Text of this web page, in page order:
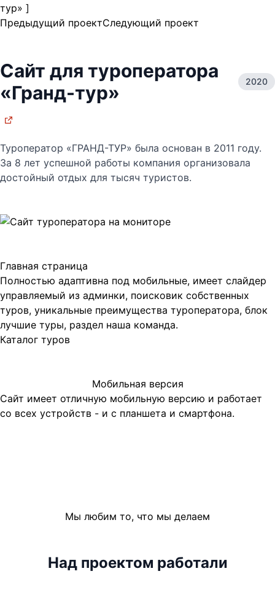
тур» ]
Предыдущий проектСледующий проект
Сайт для туроператора
«Гранд-тур»
2020
Туроператор «ГРАНД-ТУР» была основан в 2011 году.
За 8 лет успешной работы компания организовала
достойный отдых для тысяч туристов.
Главная страница
Полностью адаптивна под мобильные, имеет слайдер
управляемый из админки, поисковик собственных
туров, уникальные преимущества туроператора, блок
лучшие туры, раздел наша команда.
Каталог туров
Мобильная версия
Сайт имеет отличную мобильную версию и работает
со всех устройств - и с планшета и смартфона.
Мы любим то, что мы делаем
Над проектом работали